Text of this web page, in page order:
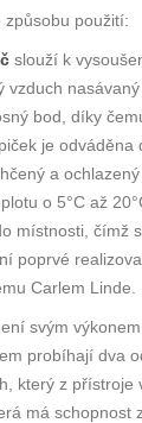
použití:
slouží k
vzduch
bod, díky
je odváděna
a
o 5°C až
místnosti, čímž
poprvé
Carlem Linde.
svým
probíhají dva
který z přístroje
má schopnost